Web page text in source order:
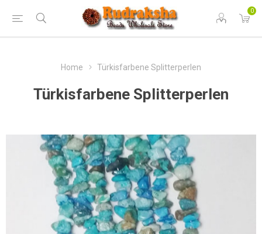
0
Home Türkisfarbene Splitterperlen
Türkisfarbene Splitterperlen